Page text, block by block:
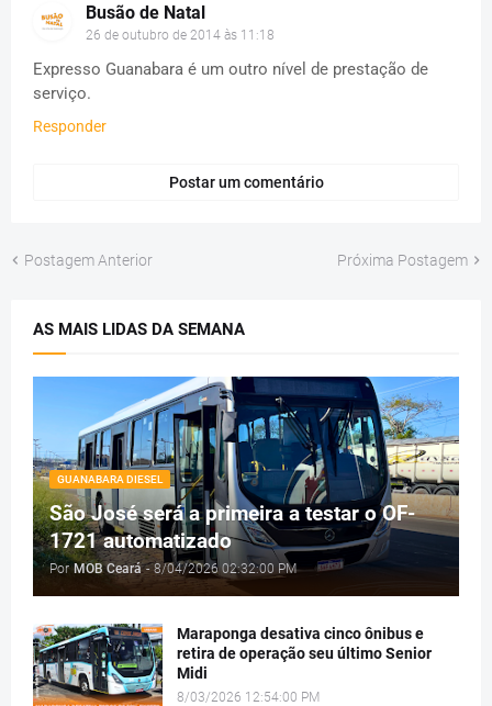
Busão de Natal
26 de outubro de 2014 às 11:18
Expresso Guanabara é um outro nível de prestação de
serviço.
Responder
Postar um comentário
Postagem Anterior Próxima Postagem
AS MAIS LIDAS DA SEMANA
GUANABARA DIESEL
São José será a primeira a testar o OF-
1721 automatizado
Por MOB Ceará - 8/04/2026 02:32:00 PM
Maraponga desativa cinco ônibus e
retira de operação seu último Senior
Midi
8/03/2026 12:54:00 PM